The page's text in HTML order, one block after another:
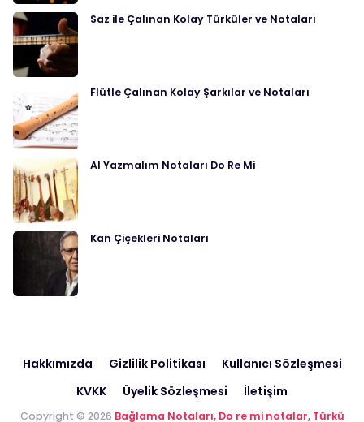
Saz ile Çalınan Kolay Türküler ve Notaları
Flütle Çalınan Kolay Şarkılar ve Notaları
Al Yazmalım Notaları Do Re Mi
Kan Çiçekleri Notaları
Hakkımızda Gizlilik Politikası
Kullanıcı Sözleşmesi
KVKK
Üyelik Sözleşmesi İletişim
Copyright © 2026 Bağlama Notaları, Do re mi notalar, Türkü